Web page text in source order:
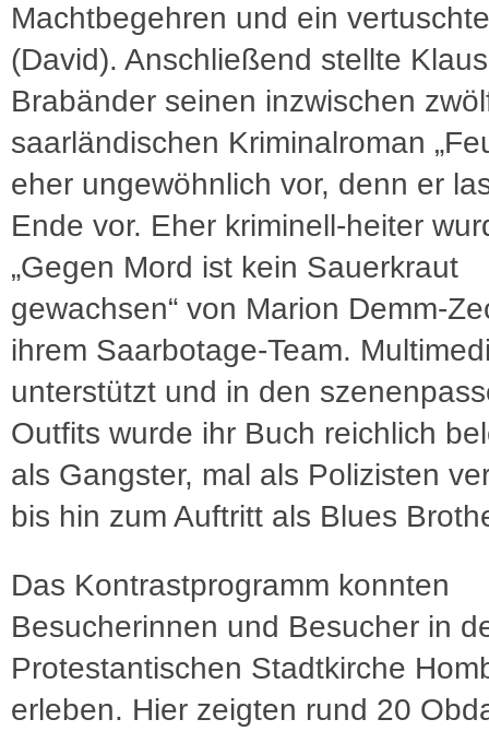
Machtbegehren und ein
(David). Anschließend stellte Klaus
Brabänder seinen inzwischen
saarländischen Kriminalroman
eher ungewöhnlich vor, denn er
Ende vor. Eher kriminell-heiter
„Gegen Mord ist kein Sauerkraut
gewachsen“ von Marion Demm-
ihrem Saarbotage-Team.
unterstützt und in den
Outfits wurde ihr Buch reichlich
als Gangster, mal als Polizisten
bis hin zum Auftritt als Blues
Das Kontrastprogramm konnten
Besucherinnen und Besucher in
Protestantischen Stadtkirche
erleben. Hier zeigten rund 20